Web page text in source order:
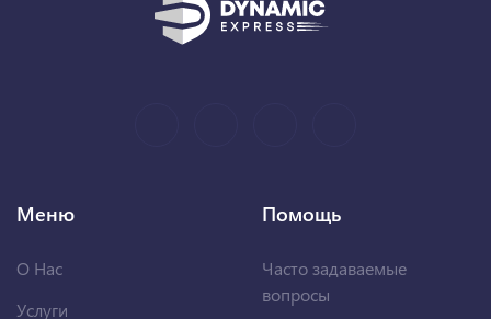
Меню
О Нас
Услуги
Помощь
Часто задаваемые
вопросы